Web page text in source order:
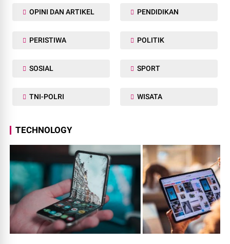
OPINI DAN ARTIKEL PENDIDIKAN
PERISTIWA POLITIK
SOSIAL SPORT
TNI-POLRI WISATA
TECHNOLOGY